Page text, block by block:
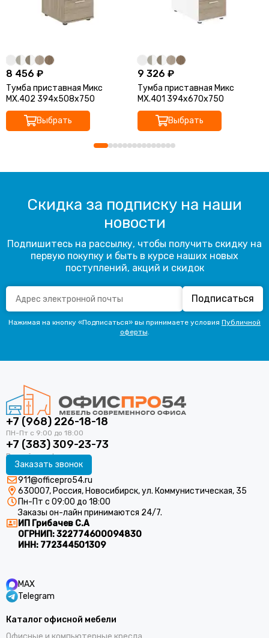
8 456 ₽
Тумба приставная Микс
MX.402 394х508х750
Выбрать
9 326 ₽
Тумба приставная Микс
MX.401 394х670х750
Выбрать
Скидка за подписку на наши
новости
Подпишитесь на рассылку, чтобы получить скидку на
первую покупку и быть в курсе наших новых
поступлений, акций и скидок
Подписаться
Нажимая на кнопку «Подписаться» вы принимаете условия Публичной
оферты.
+7 (968) 226-18-18
+7 (383) 309-23-73
Заказать звонок
911@officepro54.ru
630007, Россия, Новосибирск, ул. Коммунистическая, 35
Пн-Пт с 09:00 до 18:00
Заказы он-лайн принимаются 24/7.
ИП Грибачев С.А
ОГРНИП:322774600094830
ИНН: 772344501309
MAX
Telegram
Каталог офисной мебели